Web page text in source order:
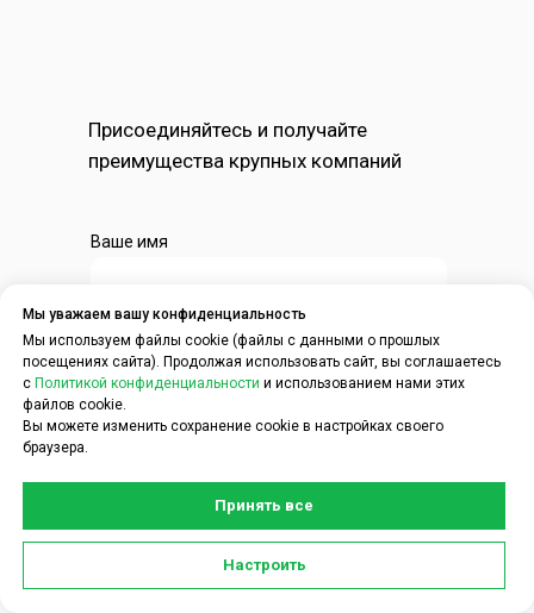
Присоединяйтесь и получайте
преимущества крупных компаний
Ваше имя
Название Вашей компании
Телефон
Я согласен(а) на обработку персональных
данных в соответствии сПолитикой
конфиденциальности
Задать вопрос по услугам
CDEK для Бизнеса можно в чате:
Мы уважаем вашу конфиденциальность
Мы используем файлы cookie (файлы с данными о прошлых
посещениях сайта). Продолжая использовать сайт, вы соглашаетесь
с Политикой конфиденциальности и использованием нами этих
файлов cookie.
Вы можете изменить сохранение cookie в настройках своего
браузера.
Принять все
Настроить